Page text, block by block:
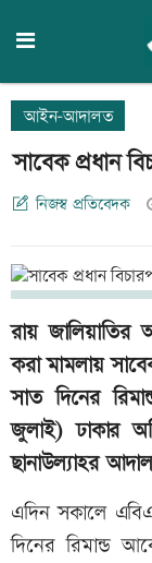
আইন-আদালত
সাবেক প্রধান
নিজস্ব প্রতিবেদক
রায় জালিয়াতির
করা মামলায়
সাত দিনের
জুলাই) ঢাকার
ছানাউল্যাহর
এদিন সকালে
দিনের রিমান্ড